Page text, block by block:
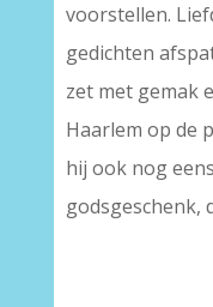
voorstellen.
gedichten
zet met gemak
Haarlem op de
hij ook nog
godsgeschenk,